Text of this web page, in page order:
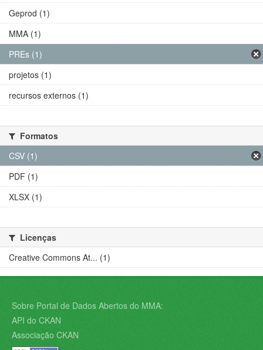
Geprod (1)
MMA (1)
PREs (1)
projetos (1)
recursos externos (1)
Formatos
CSV (1)
PDF (1)
XLSX (1)
Licenças
Creative Commons At... (1)
Sobre Portal de Dados Abertos do MMA:
API do CKAN
Associação CKAN